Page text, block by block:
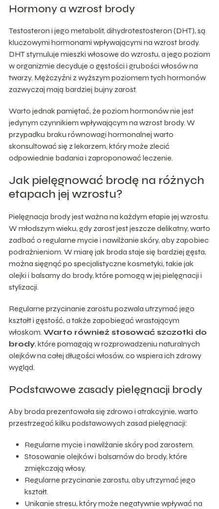
Hormony a wzrost brody
Testosteron i jego metabolit, dihydrotestosteron (DHT), są
kluczowymi hormonami wpływającymi na wzrost brody.
DHT stymuluje mieszki włosowe do wzrostu, a jego poziom
w organizmie decyduje o gęstości i grubości włosów na
twarzy. Mężczyźni z wyższym poziomem tych hormonów
zazwyczaj mają bardziej bujny zarost.
Warto jednak pamiętać, że poziom hormonów nie jest
jedynym czynnikiem wpływającym na wzrost brody. W
przypadku braku równowagi hormonalnej warto
skonsultować się z lekarzem, który może zlecić
odpowiednie badania i zaproponować leczenie.
Jak pielęgnować brodę na różnych
etapach jej wzrostu?
Pielęgnacja brody jest ważna na każdym etapie jej wzrostu.
W młodszym wieku, gdy zarost jest jeszcze delikatny, warto
zadbać o regularne mycie i nawilżanie skóry, aby zapobiec
podrażnieniom. W miarę jak broda staje się bardziej gęsta,
można sięgnąć po specjalistyczne kosmetyki, takie jak
olejki i balsamy do brody, które pomogą w jej pielęgnacji i
stylizacji.
Regularne przycinanie zarostu pozwala utrzymać jego
kształt i gęstość, a także zapobiegać wrastającym
włoskom. Warto również stosować szczotki do
brody, które pomagają w rozprowadzeniu naturalnych
olejków na całej długości włosów, co wspiera ich zdrowy
wygląd.
Podstawowe zasady pielęgnacji brody
Aby broda prezentowała się zdrowo i atrakcyjnie, warto
przestrzegać kilku podstawowych zasad pielęgnacji:
Regularne mycie i nawilżanie skóry pod zarostem.
Stosowanie olejków i balsamów do brody, które
zmiękczają włosy.
Regularne przycinanie zarostu, aby utrzymać jego
kształt.
Unikanie stresu, który może negatywnie wpływać na